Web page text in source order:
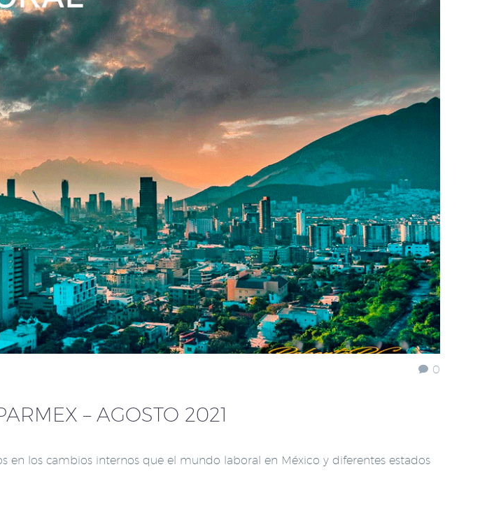
0
– AGOSTO 2021
en los cambios internos que el mundo laboral en México y diferentes estados